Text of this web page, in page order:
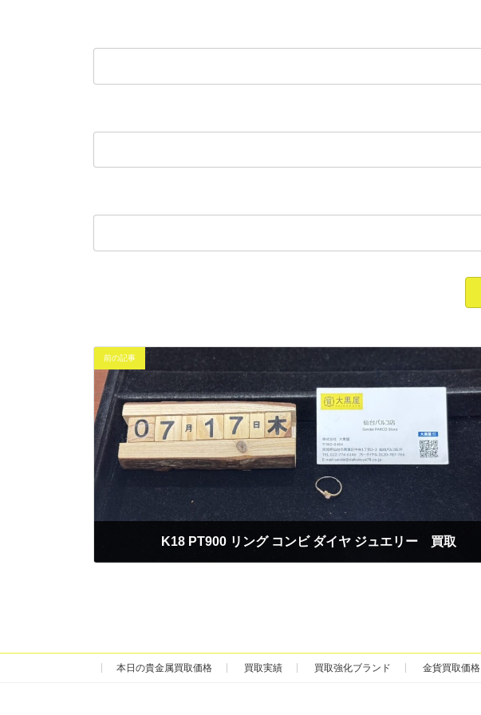
前の記事
K18 PT900 リング コンビ ダイヤ ジュエリー 買取
本日の貴金属買取価格 買取実績 買取強化ブランド 金貨買取価格